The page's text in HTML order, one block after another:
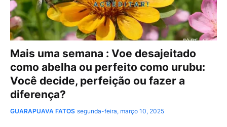
Mais uma semana : Voe desajeitado
como abelha ou perfeito como urubu:
Você decide, perfeição ou fazer a
diferença?
GUARAPUAVA FATOS segunda-feira, março 10, 2025